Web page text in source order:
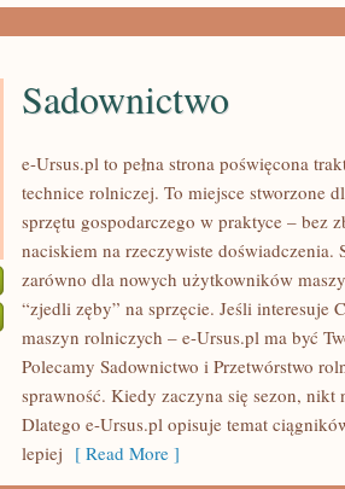
SADOWNICTWO
Sadownictwo
e-Ursus.pl to pełna strona poświęcona
technice rolniczej. To miejsce stworzone
sprzętu gospodarczego w praktyce – bez
naciskiem na rzeczywiste doświadczenia.
zarówno dla nowych użytkowników
“zjedli zęby” na sprzęcie. Jeśli interesuje
maszyn rolniczych – e-Ursus.pl ma być
Polecamy Sadownictwo i Przetwórstwo
sprawność. Kiedy zaczyna się sezon, nikt
Dlatego e-Ursus.pl opisuje temat
lepiej [ Read More ]